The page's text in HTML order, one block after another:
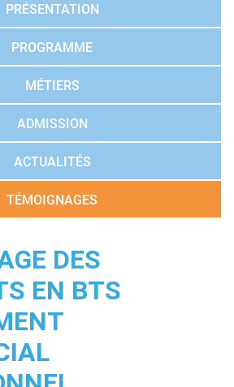
PRÉSENTATION
PROGRAMME
MÉTIERS
ADMISSION
ACTUALITÉS
TÉMOIGNAGES
DES
EN BTS